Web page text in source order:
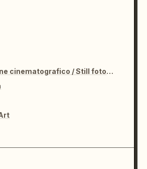
Fermo immagine cinematografico / Still fotografico